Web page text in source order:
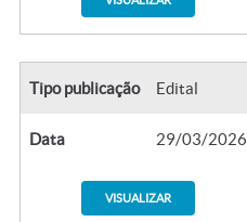
Tipo publicação Edital
Data 29/03/2026
VISUALIZAR